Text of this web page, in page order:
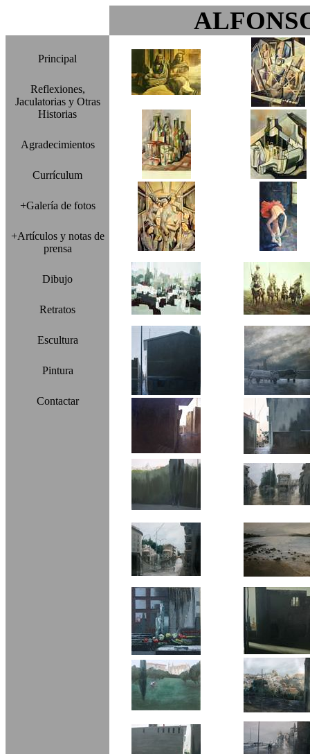
Principal
Reflexiones,
Jaculatorias y Otras
Historias
Agradecimientos
Currículum
+Galería de fotos
+Artículos y notas de
prensa
Dibujo
Retratos
Escultura
Pintura
Contactar